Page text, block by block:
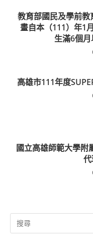
教育部國民及學前
畫自本（111）年1
生滿6個
高雄市111年度
國立高雄師範大學附
Search
for: